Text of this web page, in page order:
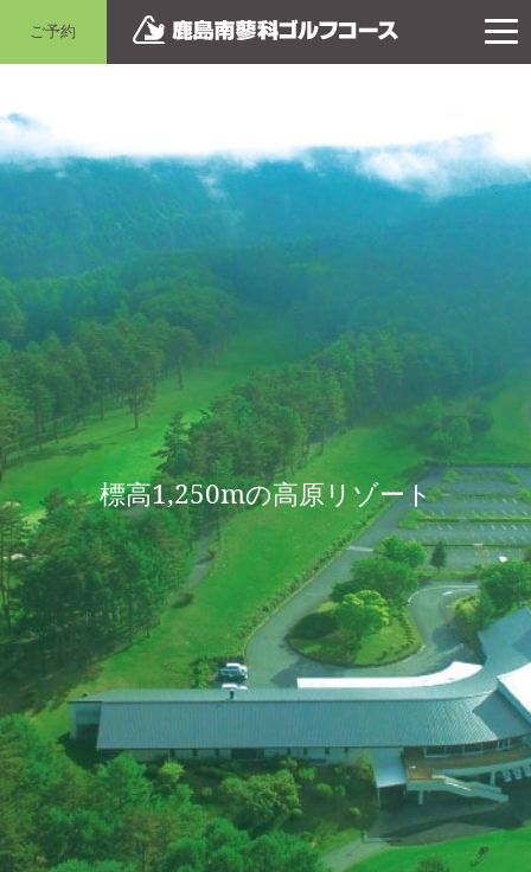
ご予約
標高1,250mの高原リゾート